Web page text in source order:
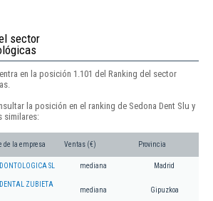
sector
en la posición 1.101 del Ranking del sector
la posición en el ranking de Sedona Dent Slu y
similares:
de la empresa Ventas (€) Provincia
SL mediana Madrid
ZUBIETA
mediana Gipuzkoa